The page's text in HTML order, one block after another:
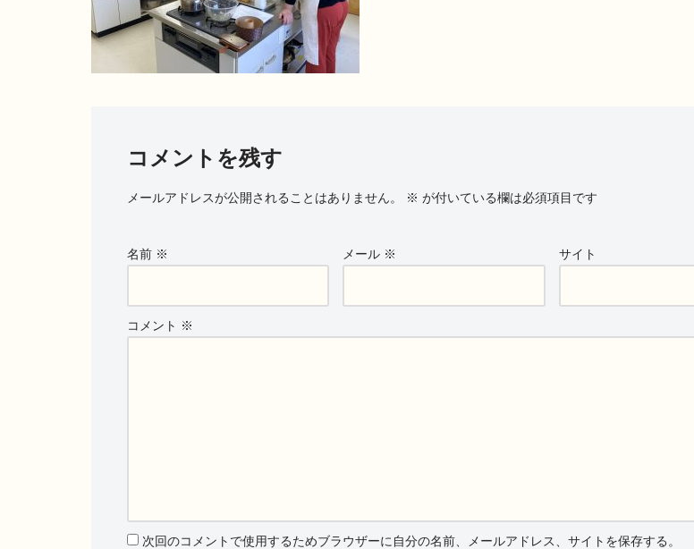
コメントを残す
メールアドレスが公開されることはありません。 ※ が付いている欄は必須項目です
名前 ※ メール ※ サイト
コメント ※
次回のコメントで使用するためブラウザーに自分の名前、メールアドレス、サイトを保存する。